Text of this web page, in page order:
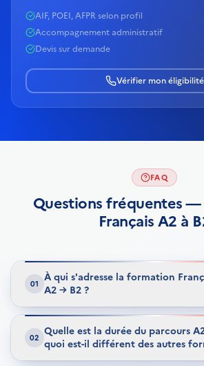
AIF, POEI, AFPR selon profil
Accompagnement administratif
Devis sur demande
Vérifier mon éligibilité
FAQ
Questions fréquentes
Français A2 à
01 À qui s'adresse la formation
A2 → B2 ?
Cetteformation Français
conçue pour les adultes non
disposant d'unniveau A2 du
atteindre rapidement leniveau
02 Quelle est la durée du parcours
quoi est-il différent des autres